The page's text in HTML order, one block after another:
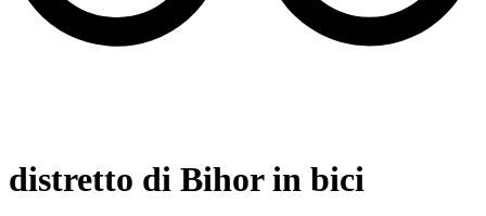
distretto di Bihor in bici